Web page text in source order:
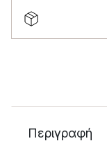
Περιγραφή